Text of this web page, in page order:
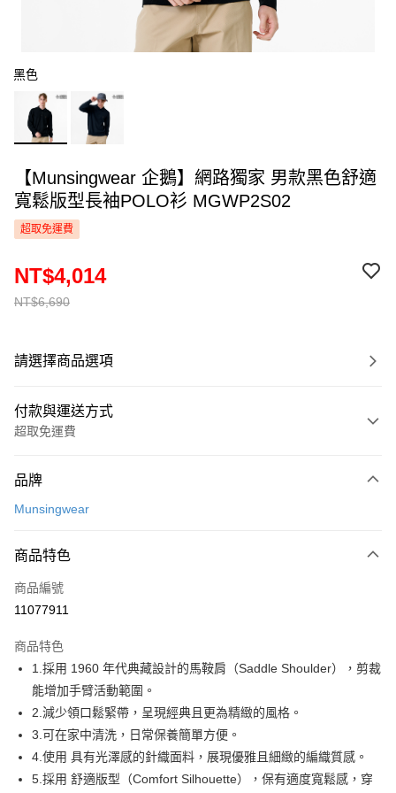
黑色
【Munsingwear 企鵝】網路獨家 男款黑色舒適
寬鬆版型長袖POLO衫 MGWP2S02
超取免運費
NT$6,690
NT$4,014
請選擇商品選項
付款與運送方式
超取免運費
信用卡一次付款
LINE Pay
Apple Pay
悠遊付
大哥付你分期
相關說明
【大哥付你分期使用說明】
1.本服務由台灣大哥大提供，台灣大哥大用戶可立即使用無須另外申請。
2.付款方式選擇「大哥付你分期」，訂單成立後會自動跳轉到大哥付的交易
流程，驗證手機門號後，選擇欲分期的期數、繳款截止日，確認付款後即完
AFTEE先享後付
相關說明
【關於「AFTEE先享後付」】
品牌
Munsingwear
商品特色
商品編號
11077911
商品特色
1.採用 1960 年代典藏設計的馬鞍肩（Saddle Shoulder），剪裁
能增加手臂活動範圍。
2.減少領口鬆緊帶，呈現經典且更為精緻的風格。
3.可在家中清洗，日常保養簡單方便。
4.使用 具有光澤感的針織面料，展現優雅且細緻的編織質感。
5.採用 舒適版型（Comfort Silhouette），保有適度寬鬆感，穿